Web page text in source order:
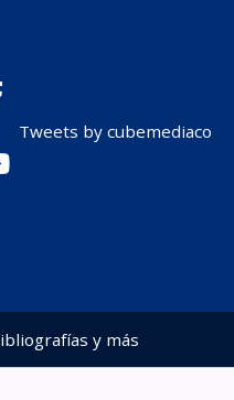
Tweets by cubemediaco
y más